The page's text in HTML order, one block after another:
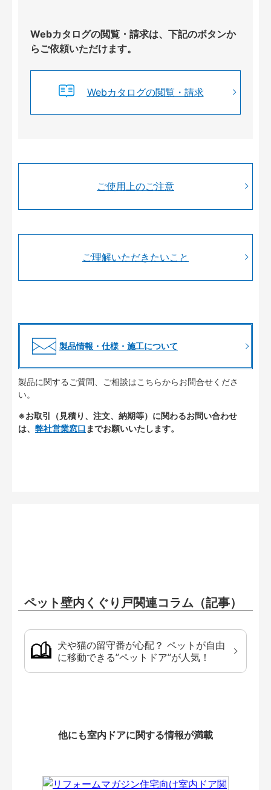
Webカタログの閲覧・請求は、下記のボタンか
らご依頼いただけます。
Webカタログの閲覧・請求
ご使用上のご注意
ご理解いただきたいこと
製品情報・仕様・施工について
製品に関するご質問、ご相談はこちらからお問合せくださ
い。
※お取引（見積り、注文、納期等）に関わるお問い合わせ
は、 弊社営業窓口 までお願いいたします。
ペット壁内くぐり戸関連コラム（記事）
犬や猫の留守番が心配？ ペットが自由
に移動できる”ペットドア”が人気！
他にも室内ドアに関する情報が満載